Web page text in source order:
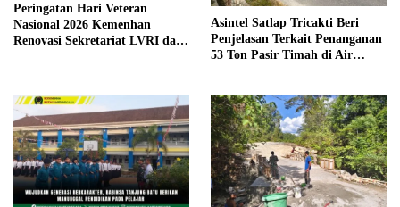
Peringatan Hari Veteran
Nasional 2026 Kemenhan
Renovasi Sekretariat LVRI dan
Asintel Satlap Tricakti Beri
Penjelasan Terkait Penanganan
53 Ton Pasir Timah di Air